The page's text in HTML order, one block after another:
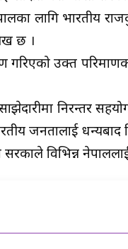
लागि भारतीय
छ ।
गरिएको उक्त
निरन्तर
जनतालाई
सरकाले विभिन्न